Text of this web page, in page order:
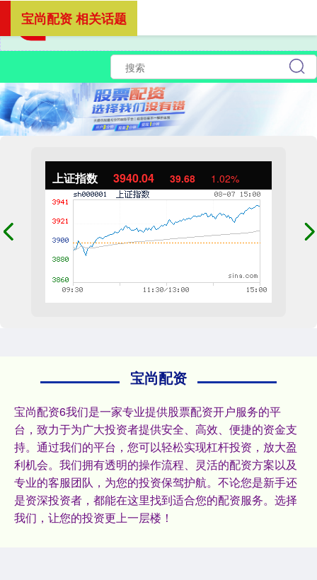
上证指数 3940.04 39.68 1.02%
宝尚配资
宝尚配资6我们是一家专业提供股票配资开户服务的平
台，致力于为广大投资者提供安全、高效、便捷的资金支
持。通过我们的平台，您可以轻松实现杠杆投资，放大盈
利机会。我们拥有透明的操作流程、灵活的配资方案以及
专业的客服团队，为您的投资保驾护航。不论您是新手还
是资深投资者，都能在这里找到适合您的配资服务。选择
我们，让您的投资更上一层楼！
宝尚配资 相关话题